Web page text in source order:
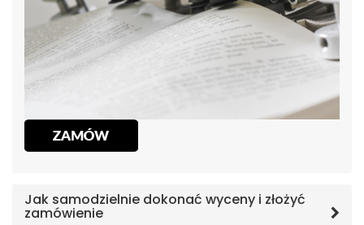
Jak samodzielnie dokonać wyceny i złożyć
zamówienie